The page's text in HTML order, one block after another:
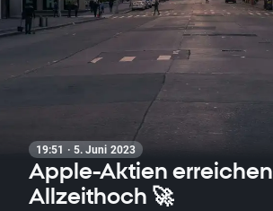
19:51 · 5. Juni 2023
Apple-Aktien erreichen
Allzeithoch 🚀